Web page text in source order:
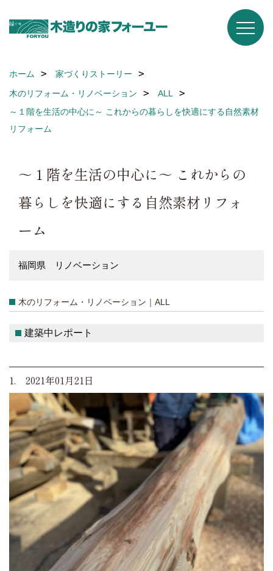
ホーム
家づくりストーリー
木のリフォーム・リノベーション
ALL
～１階を生活の中心に～ これからの暮らしを快適にする自然素材
リフォーム
～１階を生活の中心に～ これからの
暮らしを快適にする自然素材リフォ
ーム
福岡県 リノベーション
木のリフォーム・リノベーション｜ALL
建築中レポート
1. 2021年01月21日